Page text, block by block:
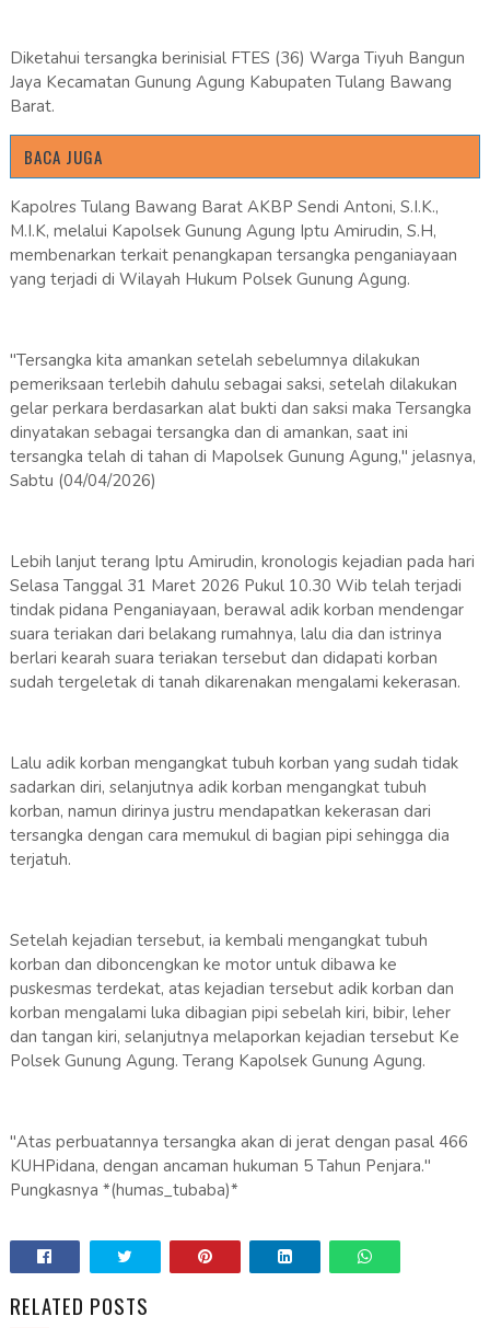
Diketahui tersangka berinisial FTES (36) Warga Tiyuh Bangun
Jaya Kecamatan Gunung Agung Kabupaten Tulang Bawang
Barat.
BACA JUGA
Kapolres Tulang Bawang Barat AKBP Sendi Antoni, S.I.K.,
M.I.K, melalui Kapolsek Gunung Agung Iptu Amirudin, S.H,
membenarkan terkait penangkapan tersangka penganiayaan
yang terjadi di Wilayah Hukum Polsek Gunung Agung.
"Tersangka kita amankan setelah sebelumnya dilakukan
pemeriksaan terlebih dahulu sebagai saksi, setelah dilakukan
gelar perkara berdasarkan alat bukti dan saksi maka Tersangka
dinyatakan sebagai tersangka dan di amankan, saat ini
tersangka telah di tahan di Mapolsek Gunung Agung," jelasnya,
Sabtu (04/04/2026)
Lebih lanjut terang Iptu Amirudin, kronologis kejadian pada hari
Selasa Tanggal 31 Maret 2026 Pukul 10.30 Wib telah terjadi
tindak pidana Penganiayaan, berawal adik korban mendengar
suara teriakan dari belakang rumahnya, lalu dia dan istrinya
berlari kearah suara teriakan tersebut dan didapati korban
sudah tergeletak di tanah dikarenakan mengalami kekerasan.
Lalu adik korban mengangkat tubuh korban yang sudah tidak
sadarkan diri, selanjutnya adik korban mengangkat tubuh
korban, namun dirinya justru mendapatkan kekerasan dari
tersangka dengan cara memukul di bagian pipi sehingga dia
terjatuh.
Setelah kejadian tersebut, ia kembali mengangkat tubuh
korban dan diboncengkan ke motor untuk dibawa ke
puskesmas terdekat, atas kejadian tersebut adik korban dan
korban mengalami luka dibagian pipi sebelah kiri, bibir, leher
dan tangan kiri, selanjutnya melaporkan kejadian tersebut Ke
Polsek Gunung Agung. Terang Kapolsek Gunung Agung.
"Atas perbuatannya tersangka akan di jerat dengan pasal 466
KUHPidana, dengan ancaman hukuman 5 Tahun Penjara."
Pungkasnya *(humas_tubaba)*
RELATED POSTS